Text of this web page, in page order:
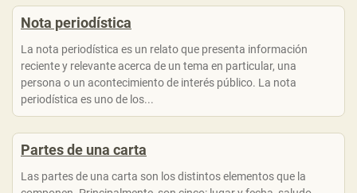
Nota periodística
La nota periodística es un relato que presenta información
reciente y relevante acerca de un tema en particular, una
persona o un acontecimiento de interés público. La nota
periodística es uno de los...
Partes de una carta
Las partes de una carta son los distintos elementos que la